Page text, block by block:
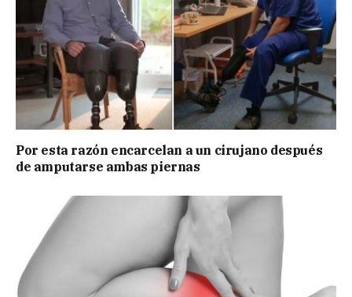
Por esta razón encarcelan a un cirujano después
de amputarse ambas piernas